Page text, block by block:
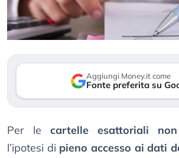
Aggiungi Money.it come
Fonte preferita su
Per le cartelle esattoriali
l’ipotesi di pieno accesso ai dati